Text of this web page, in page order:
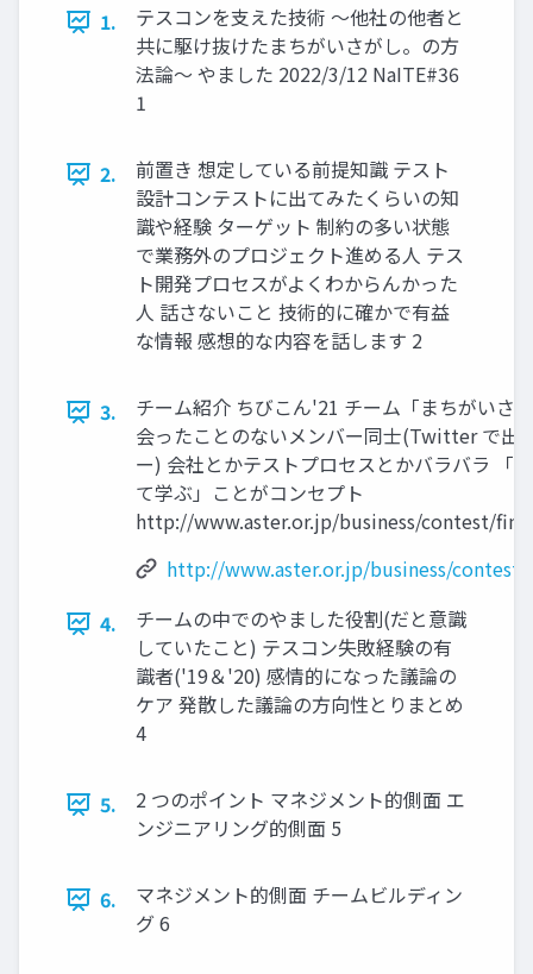
1.
テスコンを支えた技術 ～他社の他者と
共に駆け抜けたまちがいさがし。の方
法論～ やました 2022/3/12 NaITE#36
1
2.
前置き 想定している前提知識 テスト
設計コンテストに出てみたくらいの知
識や経験 ターゲット 制約の多い状態
で業務外のプロジェクト進める人 テス
ト開発プロセスがよくわからんかった
人 話さないこと 技術的に確かで有益
な情報 感想的な内容を話します 2
3.
チーム紹介 ちびこん'21 チーム「まちがいさ
会ったことのないメンバー同士(Twitter で出
ー) 会社とかテストプロセスとかバラバラ 「
て学ぶ」ことがコンセプト
http://www.aster.or.jp/business/contest/
http://www.aster.or.jp/business/
4.
チームの中でのやました役割(だと意識
していたこと) テスコン失敗経験の有
識者('19＆'20) 感情的になった議論の
ケア 発散した議論の方向性とりまとめ
4
5.
2 つのポイント マネジメント的側面 エ
ンジニアリング的側面 5
6.
マネジメント的側面 チームビルディン
グ 6